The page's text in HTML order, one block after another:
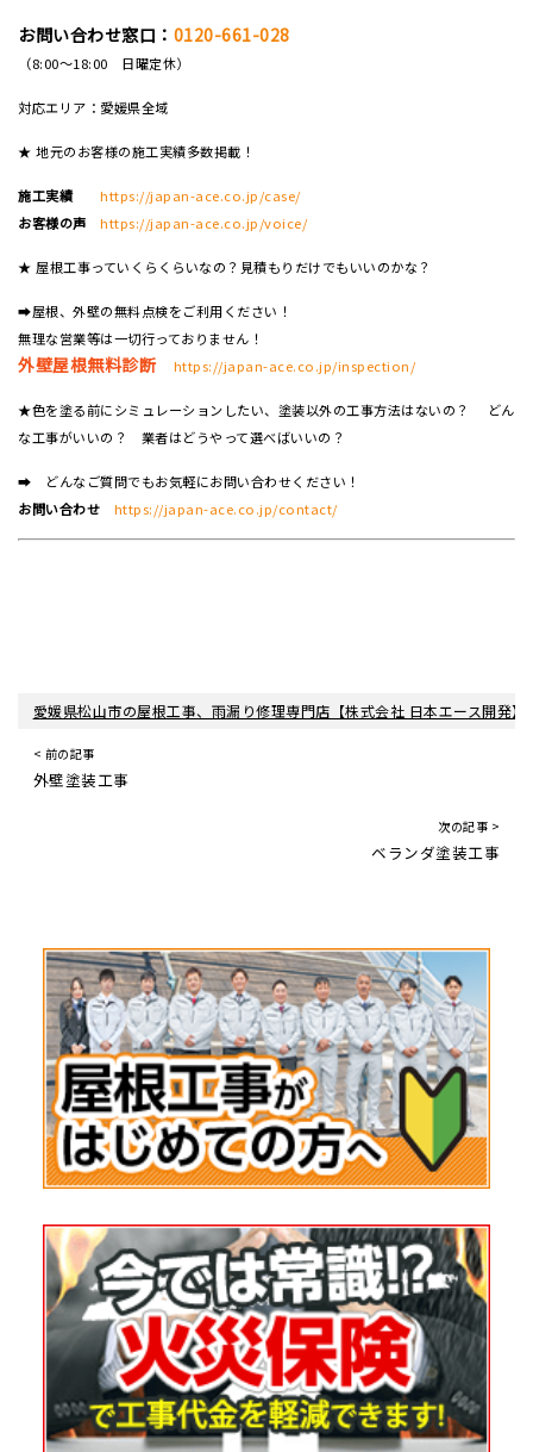
お問い合わせ窓口： 0120-661-028
（8:00～18:00 日曜定休）
対応エリア：愛媛県全域
★ 地元のお客様の施工実績多数掲載！
施工実績
https://japan-ace.co.jp/case/
お客様の声
https://japan-ace.co.jp/voice/
★ 屋根工事っていくらくらいなの？見積もりだけでもいいのかな？
➡屋根、外壁の無料点検をご利用ください！
無理な営業等は一切行っておりません！
外壁屋根無料診断 https://japan-ace.co.jp/inspection/
★色を塗る前にシミュレーションしたい、塗装以外の工事方法はないの？ どん
な工事がいいの？ 業者はどうやって選べばいいの？
➡ どんなご質問でもお気軽にお問い合わせください！
お問い合わせ
https://japan-ace.co.jp/contact/
愛媛県松山市の屋根工事、雨漏り修理専門店【株式会社 日本エース開発】
< 前の記事
外壁塗装工事
次の記事 >
ベランダ塗装工事